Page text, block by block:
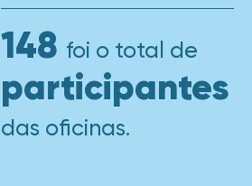
148 foi o total de
participantes
das oficinas.